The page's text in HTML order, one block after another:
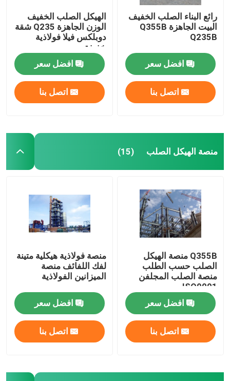
رائع البناء الصلب الخفيف
البيت الجاهزة Q355B
Q235B
افضل سعر
اتصل بنا
الهيكل الصلب الخفيف
الوزن الجاهزة Q235 شقة
دوبلكس فيلا فولاذية
خفيفة
افضل سعر
اتصل بنا
منصة الهيكل الصلب (15)
Q355B منصة الهيكل
الصلب حسب الطلب
منصة الصلب المجلفن
ISO9001
افضل سعر
اتصل بنا
منصة فولاذية هيكلية متينة
لفك اللفائف منصة
الميزانين الفولاذية
افضل سعر
اتصل بنا